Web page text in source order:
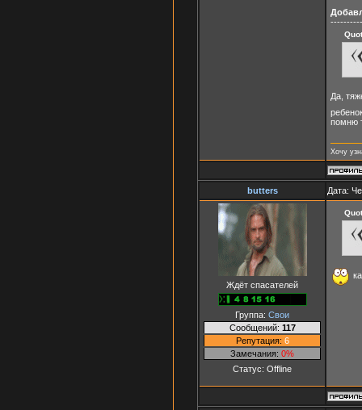
Да,
помню
Хочу
butters Дата:
Ждёт спасателей
Группа: Свои
Сообщений: 117
Репутация: 6
Замечания: 0%
Статус: Offline